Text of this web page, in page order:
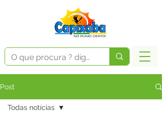
Post
Todas notícias